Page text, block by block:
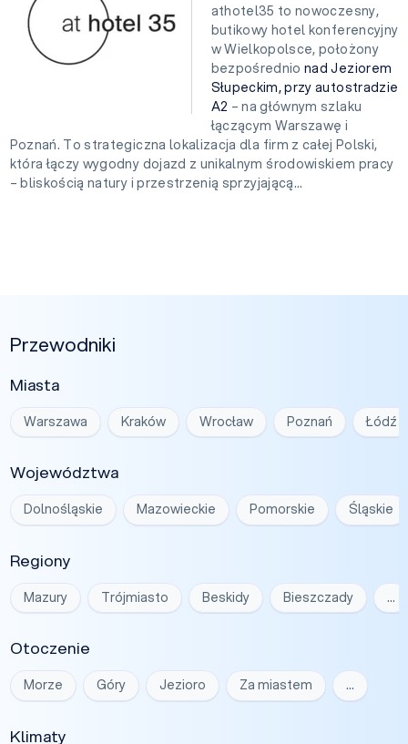
athotel35 to nowoczesny,
butikowy hotel konferencyjny
w Wielkopolsce, położony
bezpośrednionad Jeziorem
Słupeckim, przy autostradzie
A2 – na głównym szlaku
łączącym Warszawę i
Poznań. To strategiczna lokalizacja dla firm z całej Polski,
która łączy wygodny dojazd z unikalnym środowiskiem pracy
– bliskością natury i przestrzenią sprzyjającą...
Przewodniki
Miasta
Warszawa Kraków Wrocław Poznań Łódź
Województwa
Dolnośląskie Mazowieckie Pomorskie Śląskie
Regiony
Mazury Trójmiasto Beskidy Bieszczady …
Otoczenie
Morze Góry Jezioro Za miastem …
Klimaty